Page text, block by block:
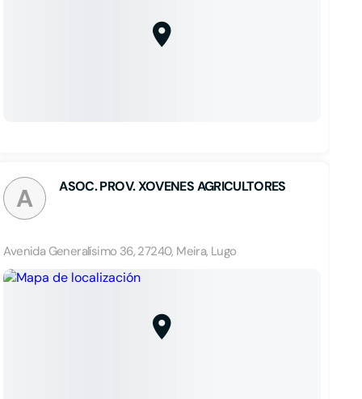
A ASOC. PROV. XOVENES AGRICULTORES
Avenida Generalísimo 36, 27240, Meira, Lugo